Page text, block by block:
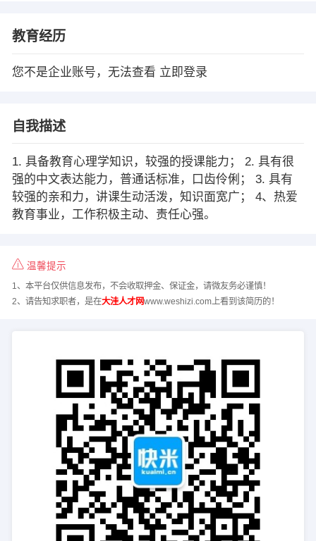
教育经历
您不是企业账号，无法查看 立即登录
自我描述
1. 具备教育心理学知识，较强的授课能力； 2. 具有很
强的中文表达能力，普通话标准，口齿伶俐； 3. 具有
较强的亲和力，讲课生动活泼，知识面宽广； 4、热爱
教育事业，工作积极主动、责任心强。
温馨提示
1、本平台仅供信息发布，不会收取押金、保证金，请微友务必谨慎！
2、请告知求职者，是在大洼人才网www.weshizi.com上看到该简历的！